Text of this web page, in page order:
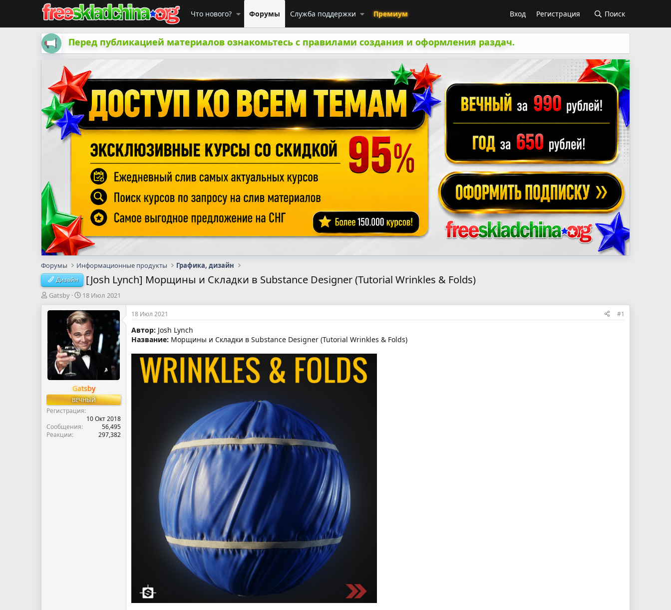
Что нового? Форумы Служба поддержки Премиум Вход Регистрация Поиск
Перед публикацией материалов ознакомьтесь с правилами создания и оформления раздач.
Форумы Информационные продукты Графика, дизайн
Дизайн [Josh Lynch] Морщины и Складки в Substance Designer (Tutorial Wrinkles & Folds)
А
т
м
ы
Gatsby
Д
т
а
н
а
ч
а
л
18 Июл 2021
Gatsby
ВЕЧНЫЙ
Регистрация
10 Окт 2018
Сообщения
56,495
Реакции
297,382
18 Июл 2021 #1
Автор: Josh Lynch
Название: Морщины и Складки в Substance Designer (Tutorial Wrinkles & Folds)